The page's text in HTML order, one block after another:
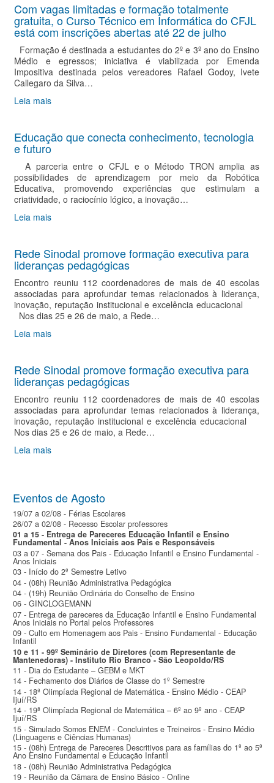
Com vagas limitadas e formação totalmente
gratuita, o Curso Técnico em Informática do CFJL
está com inscrições abertas até 22 de julho
Formação é destinada a estudantes do 2º e 3º ano do Ensino
Médio e egressos; iniciativa é viabilizada por Emenda
Impositiva destinada pelos vereadores Rafael Godoy, Ivete
Callegaro da Silva…
Leia mais
Educação que conecta conhecimento, tecnologia
e futuro
A parceria entre o CFJL e o Método TRON amplia as
possibilidades de aprendizagem por meio da Robótica
Educativa, promovendo experiências que estimulam a
criatividade, o raciocínio lógico, a inovação…
Leia mais
Rede Sinodal promove formação executiva para
lideranças pedagógicas
Encontro reuniu 112 coordenadores de mais de 40 escolas
associadas para aprofundar temas relacionados à liderança,
inovação, reputação institucional e excelência educacional
Nos dias 25 e 26 de maio, a Rede…
Leia mais
Rede Sinodal promove formação executiva para
lideranças pedagógicas
Encontro reuniu 112 coordenadores de mais de 40 escolas
associadas para aprofundar temas relacionados à liderança,
inovação, reputação institucional e excelência educacional
Nos dias 25 e 26 de maio, a Rede…
Leia mais
Eventos de Agosto
19/07 a 02/08 - Férias Escolares
26/07 a 02/08 - Recesso Escolar professores
01 a 15 - Entrega de Pareceres Educação Infantil e Ensino
Fundamental - Anos Iniciais aos Pais e Responsáveis
03 a 07 - Semana dos Pais - Educação Infantil e Ensino Fundamental -
Anos Iniciais
03 - Início do 2º Semestre Letivo
04 - (08h) Reunião Administrativa Pedagógica
04 - (19h) Reunião Ordinária do Conselho de Ensino
06 - GINCLOGEMANN
07 - Entrega de pareceres da Educação Infantil e Ensino Fundamental
Anos Iniciais no Portal pelos Professores
09 - Culto em Homenagem aos Pais - Ensino Fundamental - Educação
Infantil
10 e 11 - 99º Seminário de Diretores (com Representante de
Mantenedoras) - Instituto Rio Branco - São Leopoldo/RS
11 - Dia do Estudante – GEBM e MKT
14 - Fechamento dos Diários de Classe do 1º Semestre
14 - 18ª Olimpíada Regional de Matemática - Ensino Médio - CEAP
Ijuí/RS
14 - 19ª Olimpíada Regional de Matemática – 6º ao 9º ano - CEAP
Ijuí/RS
15 - Simulado Somos ENEM - Concluintes e Treineiros - Ensino Médio
(Linguagens e Ciências Humanas)
15 - (08h) Entrega de Pareceres Descritivos para as famílias do 1º ao 5º
Ano Ensino Fundamental e Educação Infantil
18 - (08h) Reunião Administrativa Pedagógica
19 - Reunião da Câmara de Ensino Básico - Online